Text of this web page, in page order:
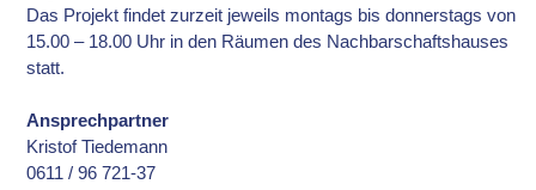
Das Projekt findet zurzeit jeweils montags bis donnerstags von
15.00 – 18.00 Uhr in den Räumen des Nachbarschaftshauses
statt.
Ansprechpartner
Kristof Tiedemann
0611 / 96 721-37